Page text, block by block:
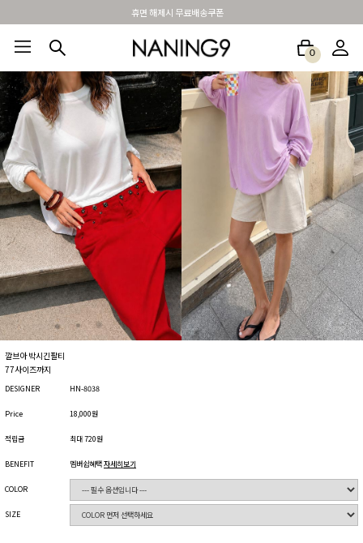
BEST 포토리뷰 - 매주 2명추첨 3만원쿠폰
0
BEST100🤍 NEW5% 베스트재진행 썸머여행룩 아울렛 하객&모임룩
깔브아 박시긴팔티
77사이즈까지
DESIGNER HN-8038
Price 18,000원
적립금 최대 720원
BENEFIT 멤버쉽혜택자세히보기
COLOR
SIZE